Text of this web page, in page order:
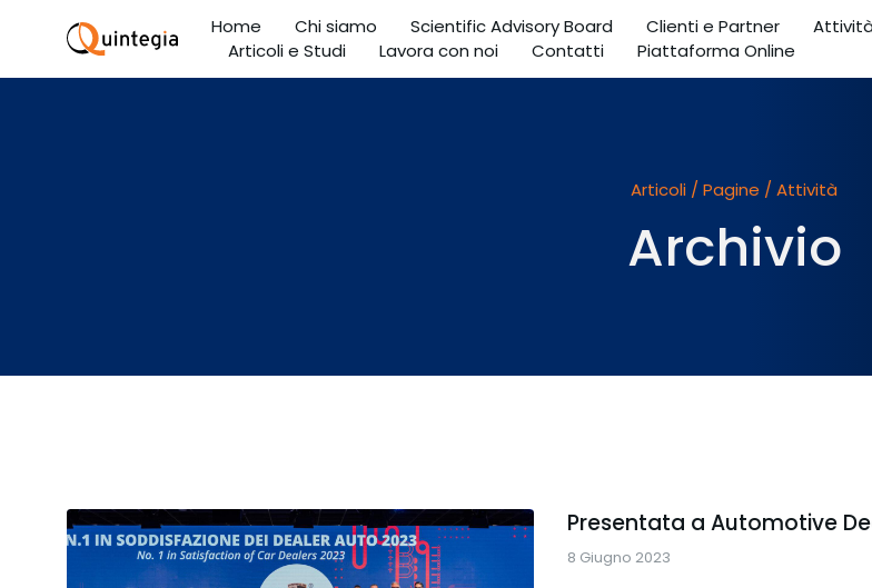
Home Chi siamo Scientific Advisory Board Clienti e Partner
Attività
Articoli e Studi
Lavora con noi Contatti Piattaforma Online
Articoli / Pagine / Attività
Archivio
Presentata a Automotive
8 Giugno 2023